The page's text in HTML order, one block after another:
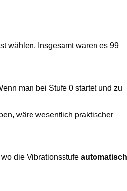
wählen. Insgesamt waren es 99
man bei Stufe 0 startet und zu
wäre wesentlich praktischer
die Vibrationsstufe automatisch